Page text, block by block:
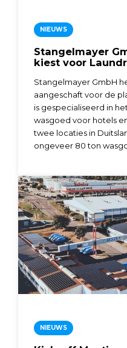
NIEUWS
Stangelmayer
kiest voor
Stangelmayer GmbH
aangeschaft voor de
is gespecialiseerd in
wasgoed voor hotels
twee locaties in
ongeveer 80 ton
NIEUWS